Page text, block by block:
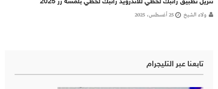
تنزيل تطبيق راتبك لحظي للاندرويد راتبك لحظي بلمسة زر 2025
ولاء الشيخ 25 أغسطس، 2025
تابعنا عبر التليجرام